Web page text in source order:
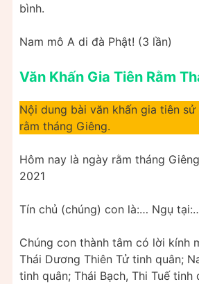
bình.
Nam mô A di đà Phật! (3 lần)
Văn Khấn Gia Tiên Rằm
Nội dung bài văn khấn gia tiên
rằm tháng Giêng.
Hôm nay là ngày rằm tháng
2021
Tín chủ (chúng) con là:… Ngụ
Chúng con thành tâm có lời kính
Thái Dương Thiên Tử tinh quân;
tinh quân; Thái Bạch, Thi Tuế tinh